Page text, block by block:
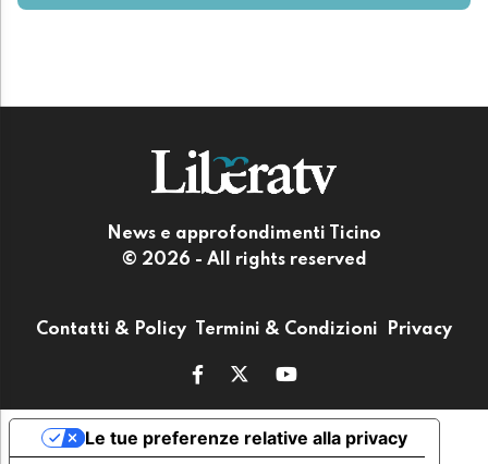
News e approfondimenti Ticino
© 2026 - All rights reserved
Contatti & Policy Termini & Condizioni Privacy
Le tue preferenze relative alla privacy